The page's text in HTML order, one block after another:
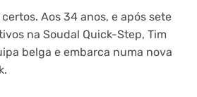
Aos 34 anos, e após sete
na Soudal Quick-Step, Tim
belga e embarca numa nova